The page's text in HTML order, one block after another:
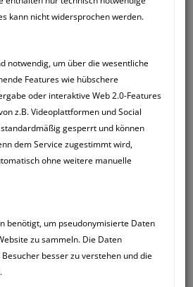
kann nicht widersprochen werden.
notwendig, um über die wesentliche
Features wie hübschere
oder interaktive Web 2.0-Features
z.B. Videoplattformen und Social
gesperrt und können
dem Service zugestimmt wird,
ohne weitere manuelle
benötigt, um pseudonymisierte Daten
zu sammeln. Die Daten
besser zu verstehen und die